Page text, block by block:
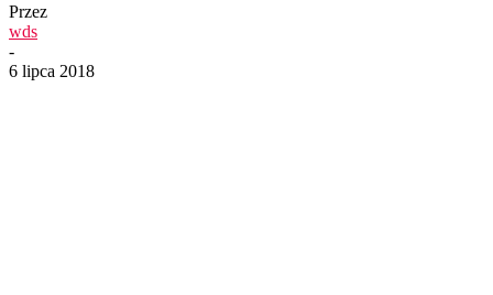
Przez
wds
-
6 lipca 2018